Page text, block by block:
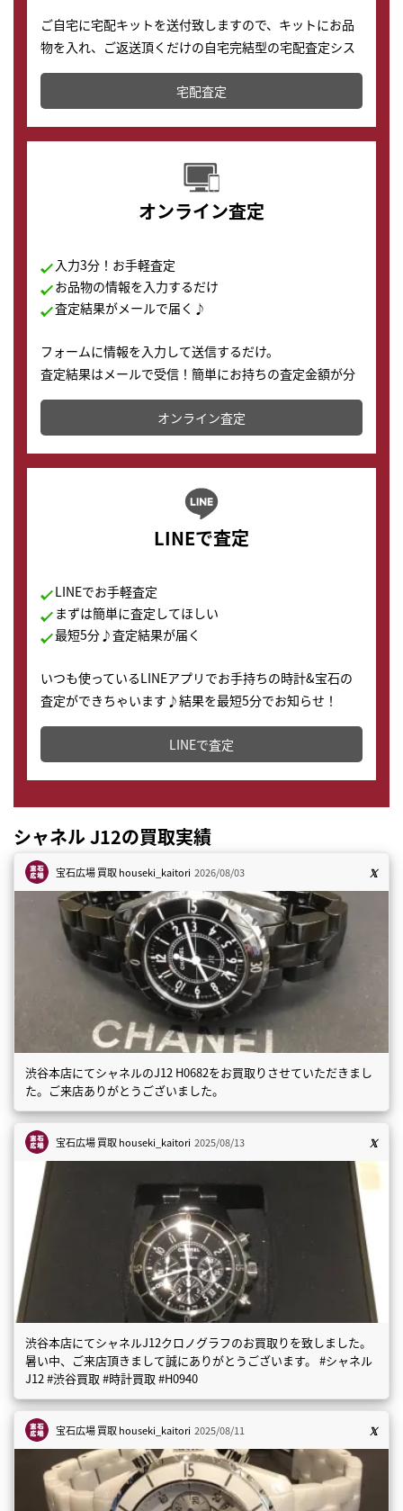
ご自宅に宅配キットを送付致しますので、キットにお品
物を入れ、ご返送頂くだけの自宅完結型の宅配査定シス
テムです。
配送でも簡単&安全に査定・買取に出すことが可能で
す。
宅配査定
オンライン査定
入力3分！お手軽査定
お品物の情報を入力するだけ
査定結果がメールで届く♪
フォームに情報を入力して送信するだけ。
査定結果はメールで受信！簡単にお持ちの査定金額が分
かります。
オンライン査定
LINEで査定
LINEでお手軽査定
まずは簡単に査定してほしい
最短5分♪査定結果が届く
いつも使っているLINEアプリでお手持ちの時計&宝石の
査定ができちゃいます♪結果を最短5分でお知らせ！
どこからでもすぐに査定金額を知ることが出来ます。
LINEで査定
シャネル J12の買取実績
宝石広場 買取houseki_kaitori 2026/08/03
渋谷本店にてシャネルのJ12 H0682をお買取りさせていただきまし
た。ご来店ありがとうございました。
宝石広場 買取houseki_kaitori 2025/08/13
渋谷本店にてシャネルJ12クロノグラフのお買取りを致しました。
暑い中、ご来店頂きまして誠にありがとうございます。 #シャネル
J12 #渋谷買取 #時計買取 #H0940
宝石広場 買取houseki_kaitori 2025/08/11